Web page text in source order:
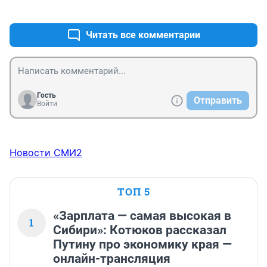
Читать все комментарии
Гость
Войти
Отправить
Новости СМИ2
ТОП 5
1
«Зарплата — самая высокая в
Сибири»: Котюков рассказал
Путину про экономику края —
онлайн-трансляция